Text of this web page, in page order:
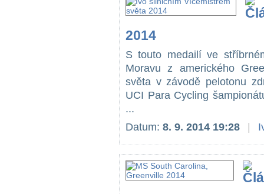
2014
S touto medailí ve
Moravu z amerického
světa v závodě pelotonu
UCI Para Cycling
...
Datum: 8. 9. 2014 19:28